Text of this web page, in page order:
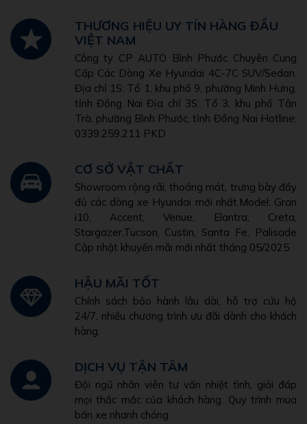
THƯƠNG HIỆU UY TÍN HÀNG ĐẦU
VIỆT NAM
Công ty CP AUTO Bình Phước Chuyên Cung
Cấp Các Dòng Xe Hyundai 4C-7C SUV/Sedan.
Địa chỉ 1S: Tổ 1, khu phố 9, phường Minh Hưng,
tỉnh Đồng Nai Địa chỉ 3S: Tổ 3, khu phố Tân
Trà, phường Bình Phước, tỉnh Đồng Nai Hotline:
0339.259.211 PKD
CƠ SỞ VẬT CHẤT
Showroom rộng rãi, thoáng mát, trưng bày đầy
đủ các dòng xe Hyundai mới nhất.Model: Gran
i10, Accent, Venue, Elantra, Creta,
Stargazer,Tucson, Custin, Santa Fe, Palisade
Cập nhật khuyến mãi mới nhất tháng 05/2025
HẬU MÃI TỐT
Chính sách bảo hành lâu dài, hỗ trợ cứu hộ
24/7, nhiều chương trình ưu đãi dành cho khách
hàng.
DỊCH VỤ TẬN TÂM
Đội ngũ nhân viên tư vấn nhiệt tình, giải đáp
mọi thắc mắc của khách hàng. Quy trình mua
bán xe nhanh chóng